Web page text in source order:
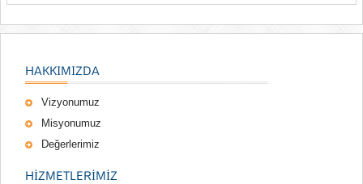
HAKKIMIZDA
Vizyonumuz
Misyonumuz
Değerlerimiz
HIZMETLERIMIZ